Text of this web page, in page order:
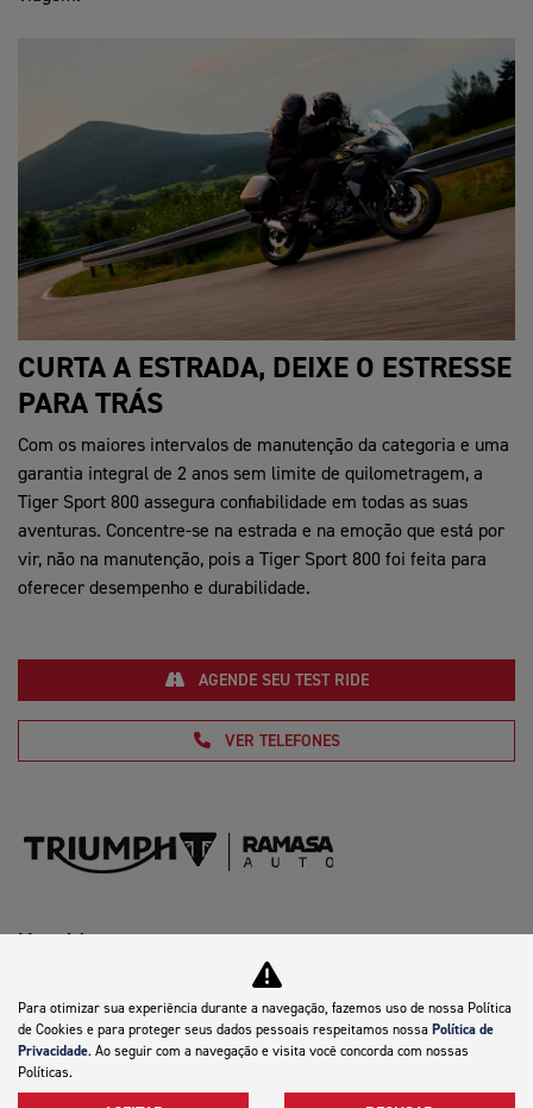
CURTA A ESTRADA, DEIXE O ESTRESSE
PARA TRÁS
Com os maiores intervalos de manutenção da categoria e uma
garantia integral de 2 anos sem limite de quilometragem, a
Tiger Sport 800 assegura confiabilidade em todas as suas
aventuras. Concentre-se na estrada e na emoção que está por
vir, não na manutenção, pois a Tiger Sport 800 foi feita para
oferecer desempenho e durabilidade.
VER TELEFONES
AGENDE SEU TEST RIDE
Motocicletas
Mapa do site
Política de privacidade
Para otimizar sua experiência durante a navegação, fazemos uso de nossa Política
de Cookies e para proteger seus dados pessoais respeitamos nossa Política de
Privacidade. Ao seguir com a navegação e visita você concorda com nossas
Políticas.